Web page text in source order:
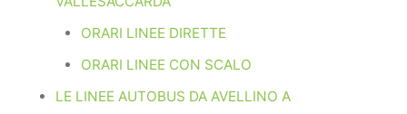
ORARI LINEE DIRETTE
ORARI LINEE CON SCALO
LE LINEE AUTOBUS DA AVELLINO A